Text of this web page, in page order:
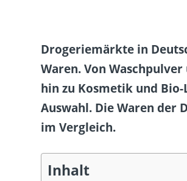
Drogeriemärkte in
Waren. Von
hin zu Kosmetik und
Auswahl. Die Waren der
im Vergleich.
Inhalt